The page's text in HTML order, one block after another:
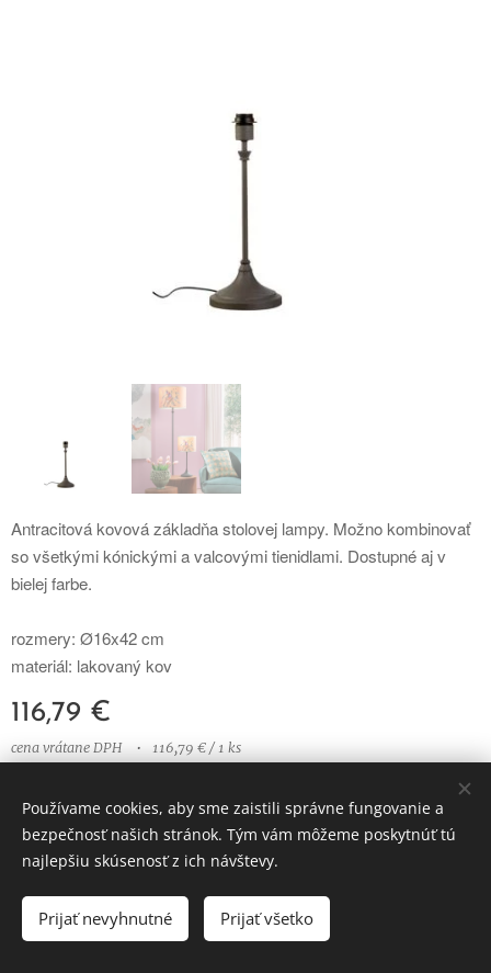
Antracitová kovová základňa stolovej lampy. Možno kombinovať
so všetkými kónickými a valcovými tienidlami. Dostupné aj v
bielej farbe.
rozmery: Ø16x42 cm
materiál: lakovaný kov
116,79 €
cena vrátane DPH 116,79 € / 1 ks
Používame cookies, aby sme zaistili správne fungovanie a
bezpečnosť našich stránok. Tým vám môžeme poskytnúť tú
najlepšiu skúsenosť z ich návštevy.
Prijať nevyhnutné Prijať všetko